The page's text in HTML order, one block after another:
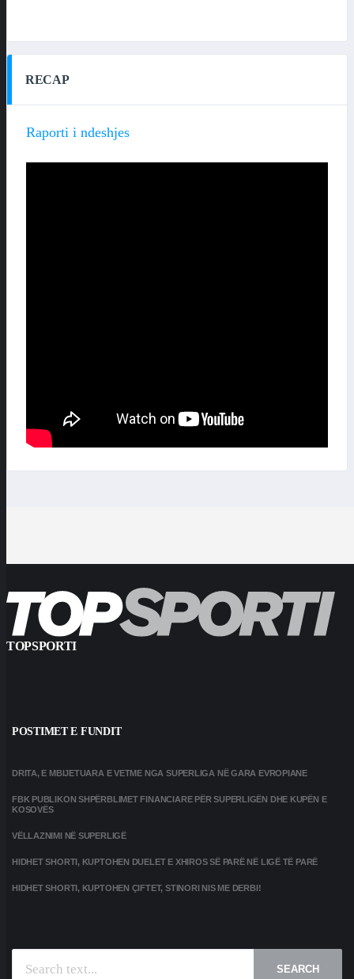
RECAP
Raporti i ndeshjes
TOPSPORTI
POSTIMET E FUNDIT
DRITA, E MBIJETUARA E VETME NGA SUPERLIGA NË GARA EVROPIANE
FBK PUBLIKON SHPËRBLIMET FINANCIARE PËR SUPERLIGËN DHE KUPËN E
KOSOVËS
VËLLAZNIMI NË SUPERLIGË
HIDHET SHORTI, KUPTOHEN DUELET E XHIROS SË PARË NË LIGË TË PARË
HIDHET SHORTI, KUPTOHEN ÇIFTET, STINORI NIS ME DERBI!
SEARCH